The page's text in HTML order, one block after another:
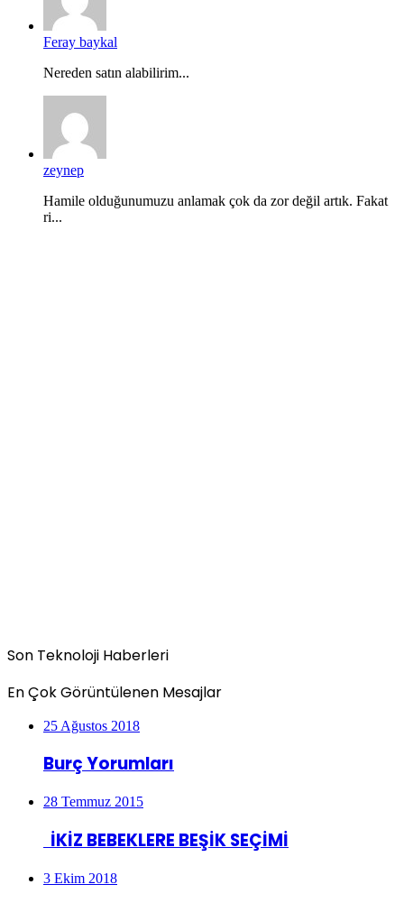
Feray baykal
Nereden satın alabilirim...
zeynep
Hamile olduğunumuzu anlamak çok da zor değil artık. Fakat
ri...
Son Teknoloji Haberleri
En Çok Görüntülenen Mesajlar
25 Ağustos 2018
Burç Yorumları
28 Temmuz 2015
İKİZ BEBEKLERE BEŞİK SEÇİMİ
3 Ekim 2018